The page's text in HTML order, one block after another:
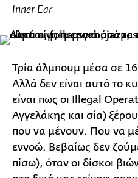
Inner Ear
Τρία άλμπουμ μέσα σε
Αλλά δεν είναι αυτό το
είναι πως οι Illegal
Αγγελάκης και σία)
που να μένουν. Που να
εννοώ. Βεβαίως δεν
πίσω), όταν οι δίσκοι